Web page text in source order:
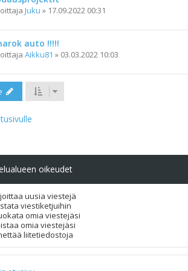
Juku » 17.09.2022 00:31
auto !!!!!
Aikku81 » 03.03.2022 10:03
oikeudet
uusia viestejä
viestiketjuihin
omia viestejäsi
omia viestejäsi
liitetiedostoja